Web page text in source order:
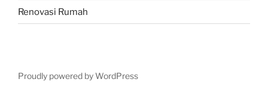
Renovasi Rumah
Proudly powered by WordPress